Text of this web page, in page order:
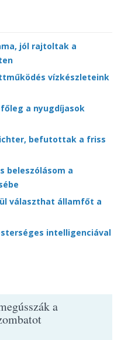
jól rajtoltak a
vízkészleteink
a nyugdíjasok
befutottak a friss
beleszólásom a
választhat államfőt a
intelligenciával
a